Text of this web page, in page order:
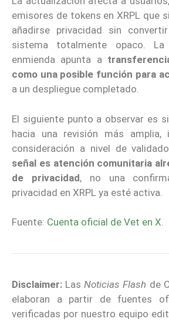
emisores de tokens en XRPL que
añadirse privacidad sin
sistema totalmente opaco.
enmienda apunta a
como una posible función para
a un despliegue completado.
El siguiente punto a observar es
hacia una revisión más amplia,
consideración a nivel de
señal es atención comunitaria
de privacidad, no una
privacidad en XRPL ya esté activa.
Fuente: Cuenta oficial de Vet en X.
Disclaimer: LasNoticias Flash de
elaboran a partir de fuentes
verificadas por nuestro equipo